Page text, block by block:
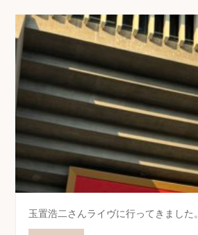
玉置浩二さんライヴに行ってきました。